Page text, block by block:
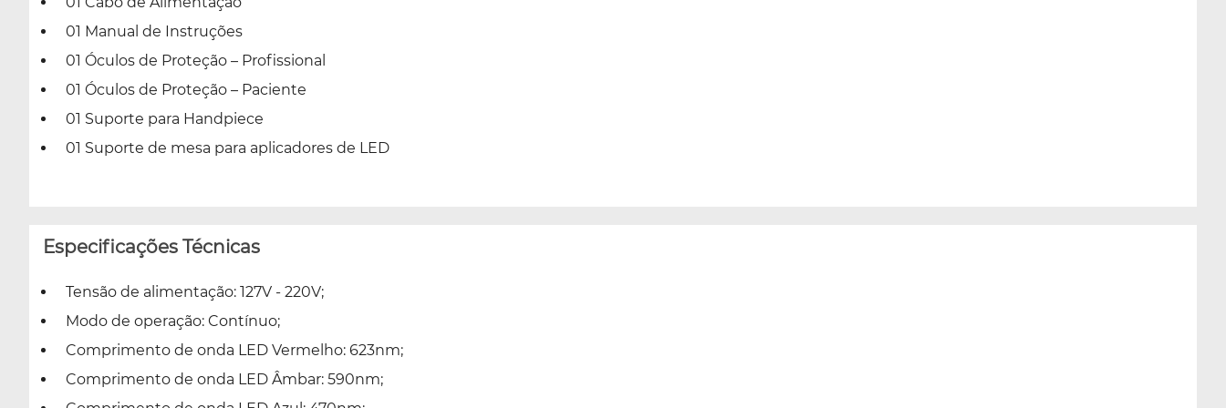
01 Manual de Instruções
01 Óculos de Proteção – Profissional
01 Óculos de Proteção – Paciente
01 Suporte para Handpiece
01 Suporte de mesa para aplicadores de LED
Especificações Técnicas
Tensão de alimentação: 127V - 220V;
Modo de operação: Contínuo;
Comprimento de onda LED Vermelho: 623nm;
Comprimento de onda LED Âmbar: 590nm;